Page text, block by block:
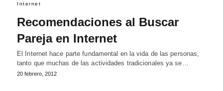
Internet
Recomendaciones al Buscar
Pareja en Internet
El Internet hace parte fundamental en la vida de las personas,
tanto que muchas de las actividades tradicionales ya se…
20 febrero, 2012